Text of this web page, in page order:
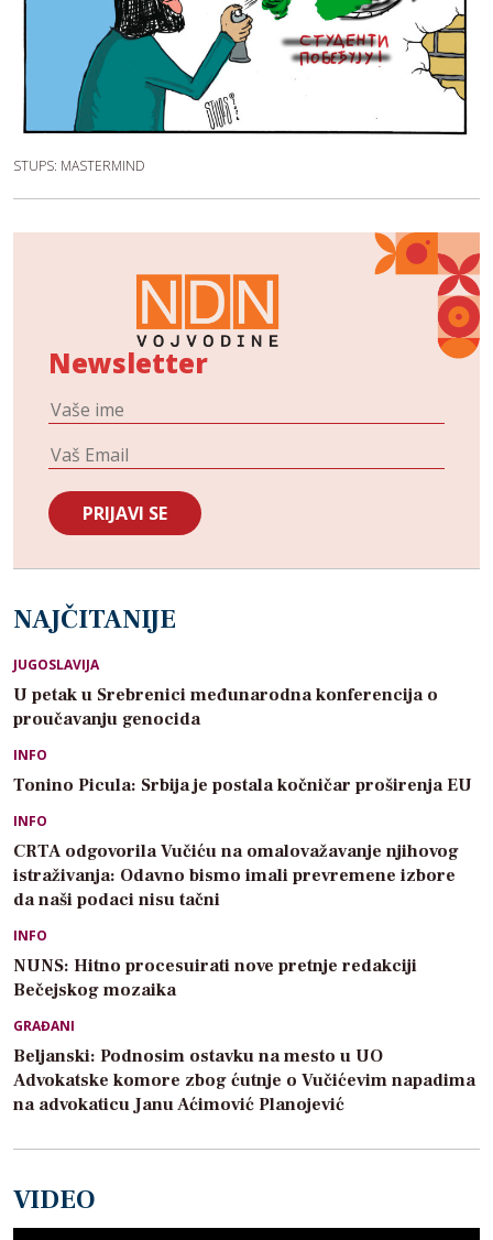
STUPS: MASTERMIND
Newsletter
NAJČITANIJE
JUGOSLAVIJA
U petak u Srebrenici međunarodna konferencija o
proučavanju genocida
INFO
Tonino Picula: Srbija je postala kočničar proširenja EU
INFO
CRTA odgovorila Vučiću na omalovažavanje njihovog
istraživanja: Odavno bismo imali prevremene izbore
da naši podaci nisu tačni
INFO
NUNS: Hitno procesuirati nove pretnje redakciji
Bečejskog mozaika
GRAĐANI
Beljanski: Podnosim ostavku na mesto u UO
Advokatske komore zbog ćutnje o Vučićevim napadima
na advokaticu Janu Aćimović Planojević
VIDEO